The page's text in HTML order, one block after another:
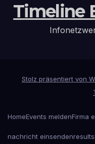
Timeline
Stolz präsentiert von
HomeEvents meldenFirma
nachricht einsendenresults